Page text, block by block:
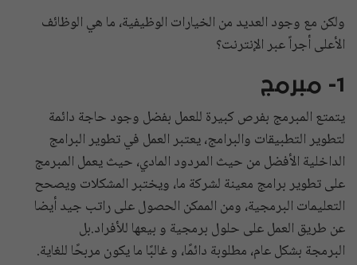
ولكن مع وجود العديد من الخيارات الوظيفية، ما هي الوظائف
الأعلى أجراً عبر الإنترنت؟
1- مبرمج
يتمتع المبرمج بفرص كبيرة للعمل بفضل وجود حاجة دائمة
لتطوير التطبيقات والبرامج، يعتبر العمل في تطوير البرامج
الداخلية الأفضل من حيث المردود المادي، حيث يعمل المبرمج
على تطوير برامج معينة لشركة ما، ويختبر المشكلات ويصحح
التعليمات البرمجية، ومن الممكن الحصول على راتب جيد أيضا
عن طريق العمل على حلول برمجية و بيعها للأفراد.بل
البرمجة بشكل عام، مطلوبة دائمًا، و غالبًا ما يكون مربحًا للغاية.